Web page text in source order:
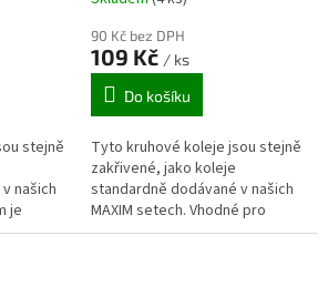
stejně
našich
je
90 Kč bez DPH
109 Kč / ks
Do košíku
Tyto kruhové koleje jsou stejně
zakřivené, jako koleje
standardně dodávané v našich
MAXIM setech. Vhodné pro
přesnější křivky tratě, umožňuje